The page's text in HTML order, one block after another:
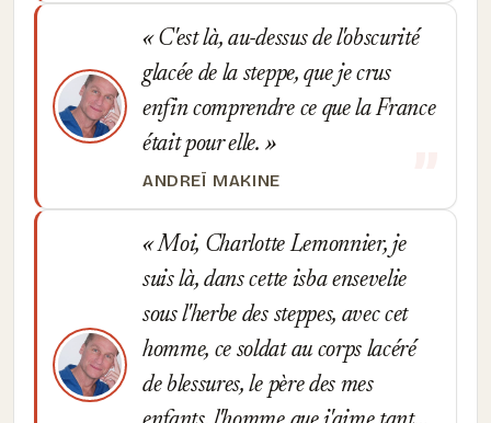
C'est là, au-dessus de l'obscurité
glacée de la steppe, que je crus
enfin comprendre ce que la France
était pour elle.
ANDREÏ MAKINE
Moi, Charlotte Lemonnier, je
suis là, dans cette isba ensevelie
sous l'herbe des steppes, avec cet
homme, ce soldat au corps lacéré
de blessures, le père des mes